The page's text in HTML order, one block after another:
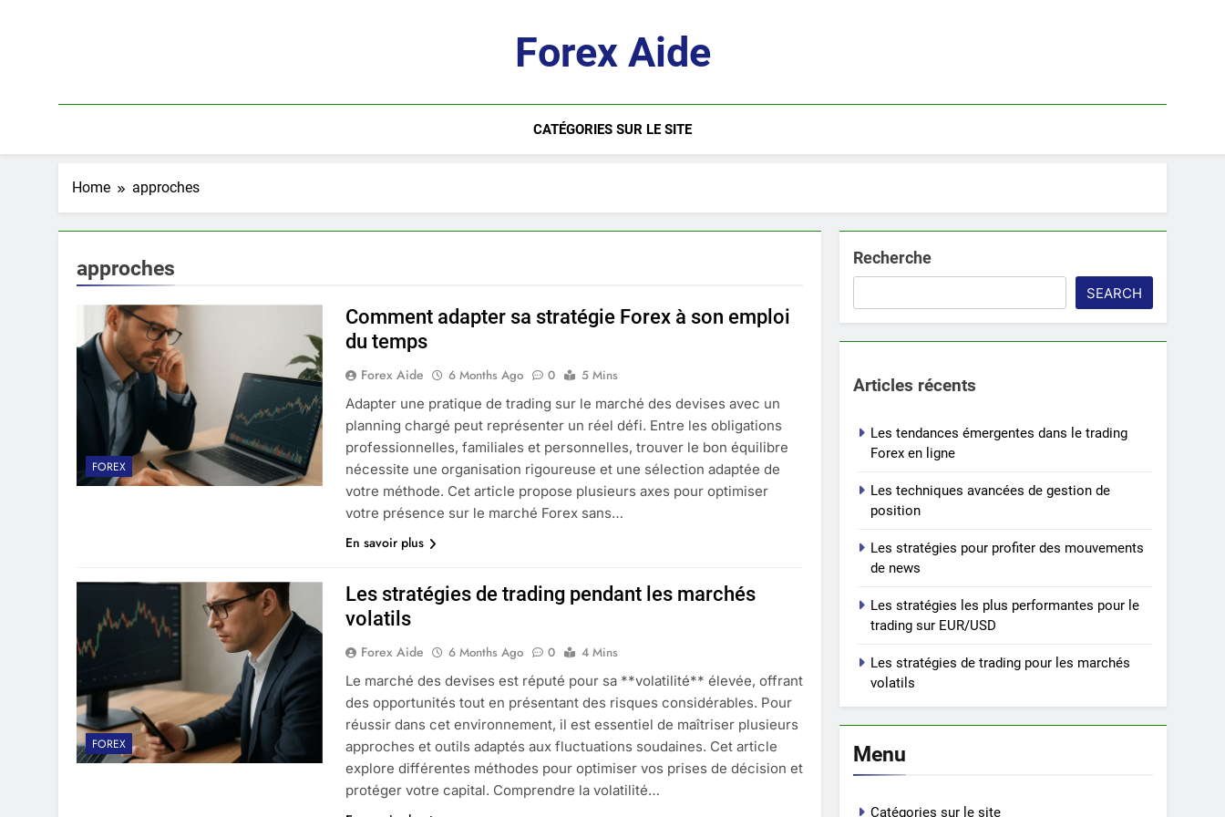
Forex Aide
CATÉGORIES SUR LE SITE
Home approches
approches
FOREX
Comment adapter sa stratégie Forex à son emploi
du temps
Forex Aide 6 Months Ago 0
5 Mins
Adapter une pratique de trading sur le marché des devises avec un
planning chargé peut représenter un réel défi. Entre les obligations
professionnelles, familiales et personnelles, trouver le bon équilibre
nécessite une organisation rigoureuse et une sélection adaptée de
votre méthode. Cet article propose plusieurs axes pour optimiser
votre présence sur le marché Forex sans…
En savoir plus
FOREX
Les stratégies de trading pendant les marchés
volatils
Forex Aide 6 Months Ago 0
4 Mins
Le marché des devises est réputé pour sa **volatilité** élevée, offrant
des opportunités tout en présentant des risques considérables. Pour
réussir dans cet environnement, il est essentiel de maîtriser plusieurs
approches et outils adaptés aux fluctuations soudaines. Cet article
explore différentes méthodes pour optimiser vos prises de décision et
protéger votre capital. Comprendre la volatilité…
Recherche
SEARCH
Articles récents
Les tendances émergentes dans le trading
Forex en ligne
Les techniques avancées de gestion de
position
Les stratégies pour profiter des mouvements
de news
Les stratégies les plus performantes pour le
trading sur EUR/USD
Les stratégies de trading pour les marchés
volatils
Menu
Catégories sur le site